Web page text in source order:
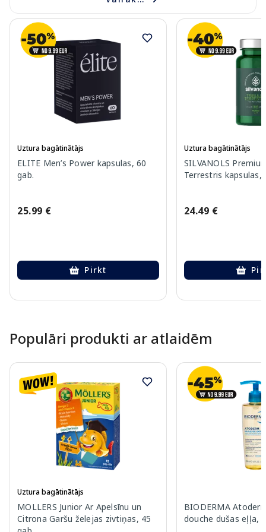
Uztura bagātinātājs
ELITE Men’s Power kapsulas, 60
gab.
25.99 €
Pirkt
Uztura bagātinātājs
SILVANOLS
Terrestris kapsulas,
24.49 €
Populāri produkti ar atlaidēm
Uztura bagātinātājs
MOLLERS Junior Ar Apelsīnu un
Citrona Garšu želejas zivtiņas, 45
BIODERMA
douche dušas eļļa,